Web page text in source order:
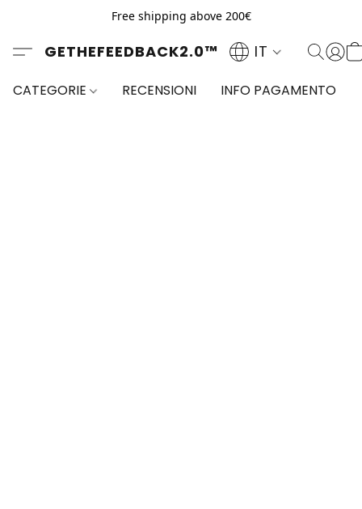
Free shipping above 200€
GETHEFEEDBACK2.0™ IT
CATEGORIE RECENSIONI INFO PAGAMENTO